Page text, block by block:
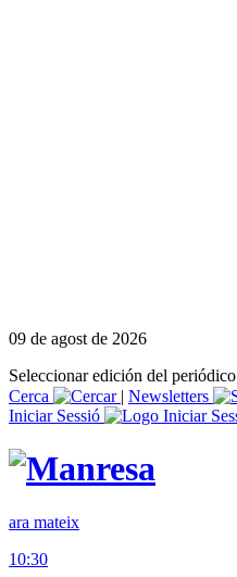
09 de agost de 2026
Seleccionar edición del periódico
Cerca
| Newsletters
Iniciar Sessió
ara mateix
10:30